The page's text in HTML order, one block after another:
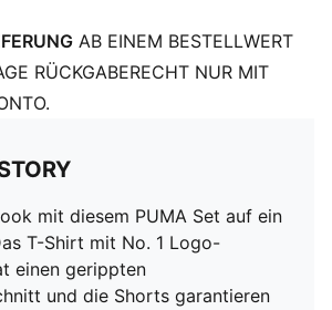
AB EINEM BESTELLWERT
RÜCKGABERECHT NUR MIT
mit diesem PUMA Set auf ein
T-Shirt mit No. 1 Logo-
einen gerippten
und die Shorts garantieren